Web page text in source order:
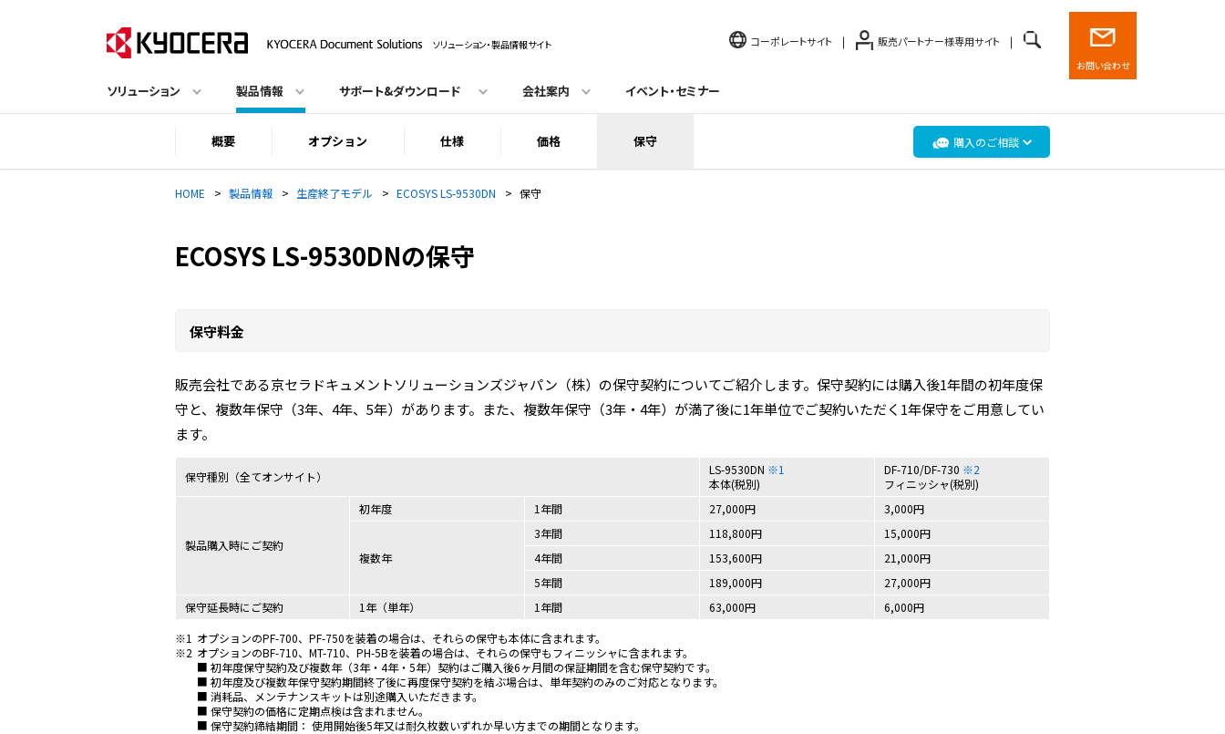
ソリューション・製品情報サイト コーポレートサイト 販売パートナー様専用サイト
お問い合わせ
ソリューション 製品情報 サポート&ダウンロード 会社案内 イベント・セミナー
概要 オプション 仕様 価格 保守 購入のご相談
HOME > 製品情報 > 生産終了モデル > ECOSYS LS-9530DN > 保守
ECOSYS LS-9530DNの保守
保守料金
販売会社である京セラドキュメントソリューションズジャパン（株）の保守契約についてご紹介します。保守契約には購入後1年間の初年度保
守と、複数年保守（3年、4年、5年）があります。また、複数年保守（3年・4年）が満了後に1年単位でご契約いただく1年保守をご用意してい
ます。
保守種別（全てオンサイト） LS-9530DN ※1
本体(税別)
DF-710/DF-730 ※2
フィニッシャ(税別)
製品購入時にご契約
初年度 1年間 27,000円 3,000円
複数年
3年間 118,800円
15,000円
4年間
153,600円
21,000円
5年間
189,000円
27,000円
保守延長時にご契約
1年（単年） 1年間 63,000円
6,000円
※1 オプションのPF-700、PF-750を装着の場合は、それらの保守も本体に含まれます。
※2 オプションのBF-710、MT-710、PH-5Bを装着の場合は、それらの保守もフィニッシャに含まれます。
■ 初年度保守契約及び複数年（3年・4年・5年）契約はご購入後6ヶ月間の保証期間を含む保守契約です。
■ 初年度及び複数年保守契約期間終了後に再度保守契約を結ぶ場合は、単年契約のみのご対応となります。
■ 消耗品、メンテナンスキットは別途購入いただきます。
■ 保守契約の価格に定期点検は含まれません。
■ 保守契約締結期間： 使用開始後5年又は耐久枚数いずれか早い方までの期間となります。